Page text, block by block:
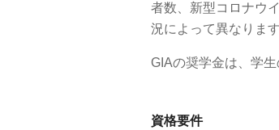
者数、新型コロナウ
況によって異なります
GIAの奨学金は、学
資格要件